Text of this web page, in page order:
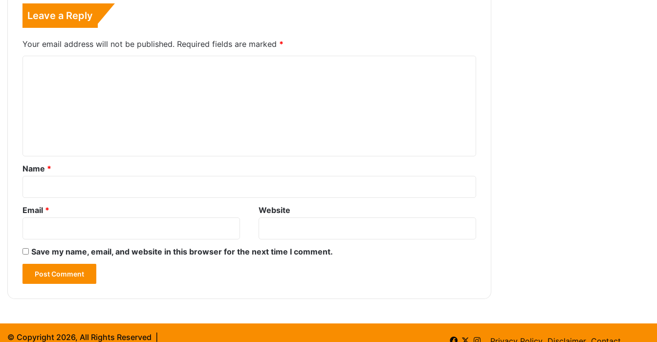
Leave a Reply
Your email address will not be published. Required fields are marked *
*
Name *
Email * Website
Save my name, email, and website in this browser for the next time I comment.
© Copyright 2026, All Rights Reserved |